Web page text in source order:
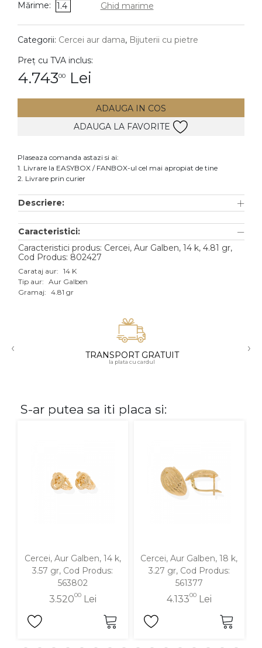
DIAMANTE Vezi toate
Cercei
Accesorii
Aur alb
Aur roz
Aur mixt
18K
Mărime: 1.4 Ghid marime
Categorii: Cercei aur dama, Bijuterii cu pietre
Preț cu TVA inclus:
4.74300 Lei
ADAUGA IN COS
ADAUGA LA FAVORITE
Plaseaza comanda astazi si ai:
1. Livrare la EASYBOX / FANBOX-ul cel mai apropiat de tine
2. Livrare prin curier
Descriere:
Caracteristici:
Caracteristici produs: Cercei, Aur Galben, 14 k, 4.81 gr,
Cod Produs: 802427
Carataj aur: 14 K
Tip aur: Aur Galben
Gramaj: 4.81 gr
‹ TRANSPORT GRATUIT
la plata cu cardul
›
S-ar putea sa iti placa si:
Cercei, Aur Galben, 14 k,
3.57 gr, Cod Produs:
563802
3.52000Lei
Cercei, Aur Galben, 18 k,
3.27 gr, Cod Produs:
561377
4.13300Lei